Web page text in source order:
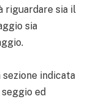
riguardare sia il
sia
indicata
ed